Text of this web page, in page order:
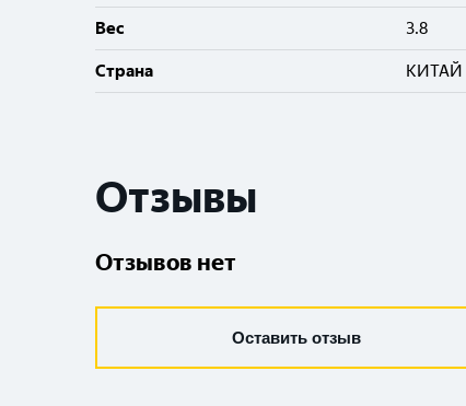
Вес 3.8
Cтрана КИТАЙ
Отзывы
Отзывов нет
Оставить отзыв